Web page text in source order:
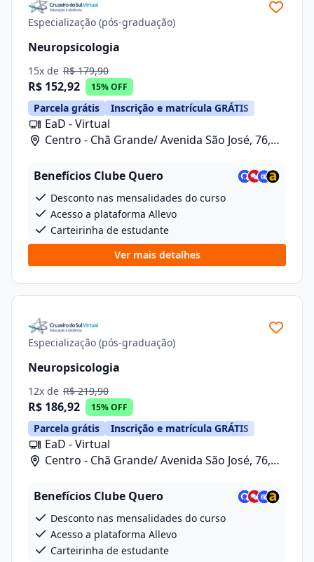
Especialização (pós-graduação)
Neuropsicologia
15x de R$ 179,90
R$ 152,92 15% OFF
Parcela grátis Inscrição e matrícula GRÁTIS
EaD - Virtual
Centro - Chã Grande/ Avenida São José, 76,
Benefícios Clube Quero
Desconto nas mensalidades do curso
Acesso a plataforma Allevo
Carteirinha de estudante
Ver mais detalhes
Especialização (pós-graduação)
Neuropsicologia
12x de R$ 219,90
R$ 186,92 15% OFF
Parcela grátis Inscrição e matrícula GRÁTIS
EaD - Virtual
Centro - Chã Grande/ Avenida São José, 76,
Benefícios Clube Quero
Desconto nas mensalidades do curso
Acesso a plataforma Allevo
Carteirinha de estudante